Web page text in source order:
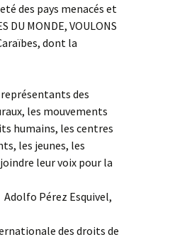
des pays menacés et
DU MONDE, VOULONS
dont la
des
les mouvements
humains, les centres
les jeunes, les
leur voix pour la
des droits de